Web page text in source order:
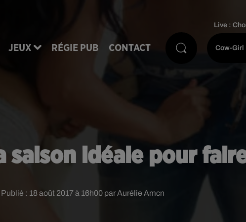
JEUX RÉGIE PUB CONTACT
Live :
Cow-Girl
saison idéale pour
Publié : 18 août 2017 à 16h00 par Aurélie Amcn